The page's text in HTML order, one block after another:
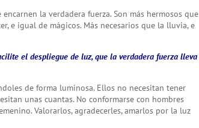
la verdadera fuerza. Son más hermosos que
e igual de mágicos. Más necesarios que la lluvia, e
el despliegue de luz, que la verdadera fuerza lleva
de forma luminosa. Ellos no necesitan tener
unas cuantas. No conformarse con hombres
Valorarlos, agradecerles, amarlos por la luz